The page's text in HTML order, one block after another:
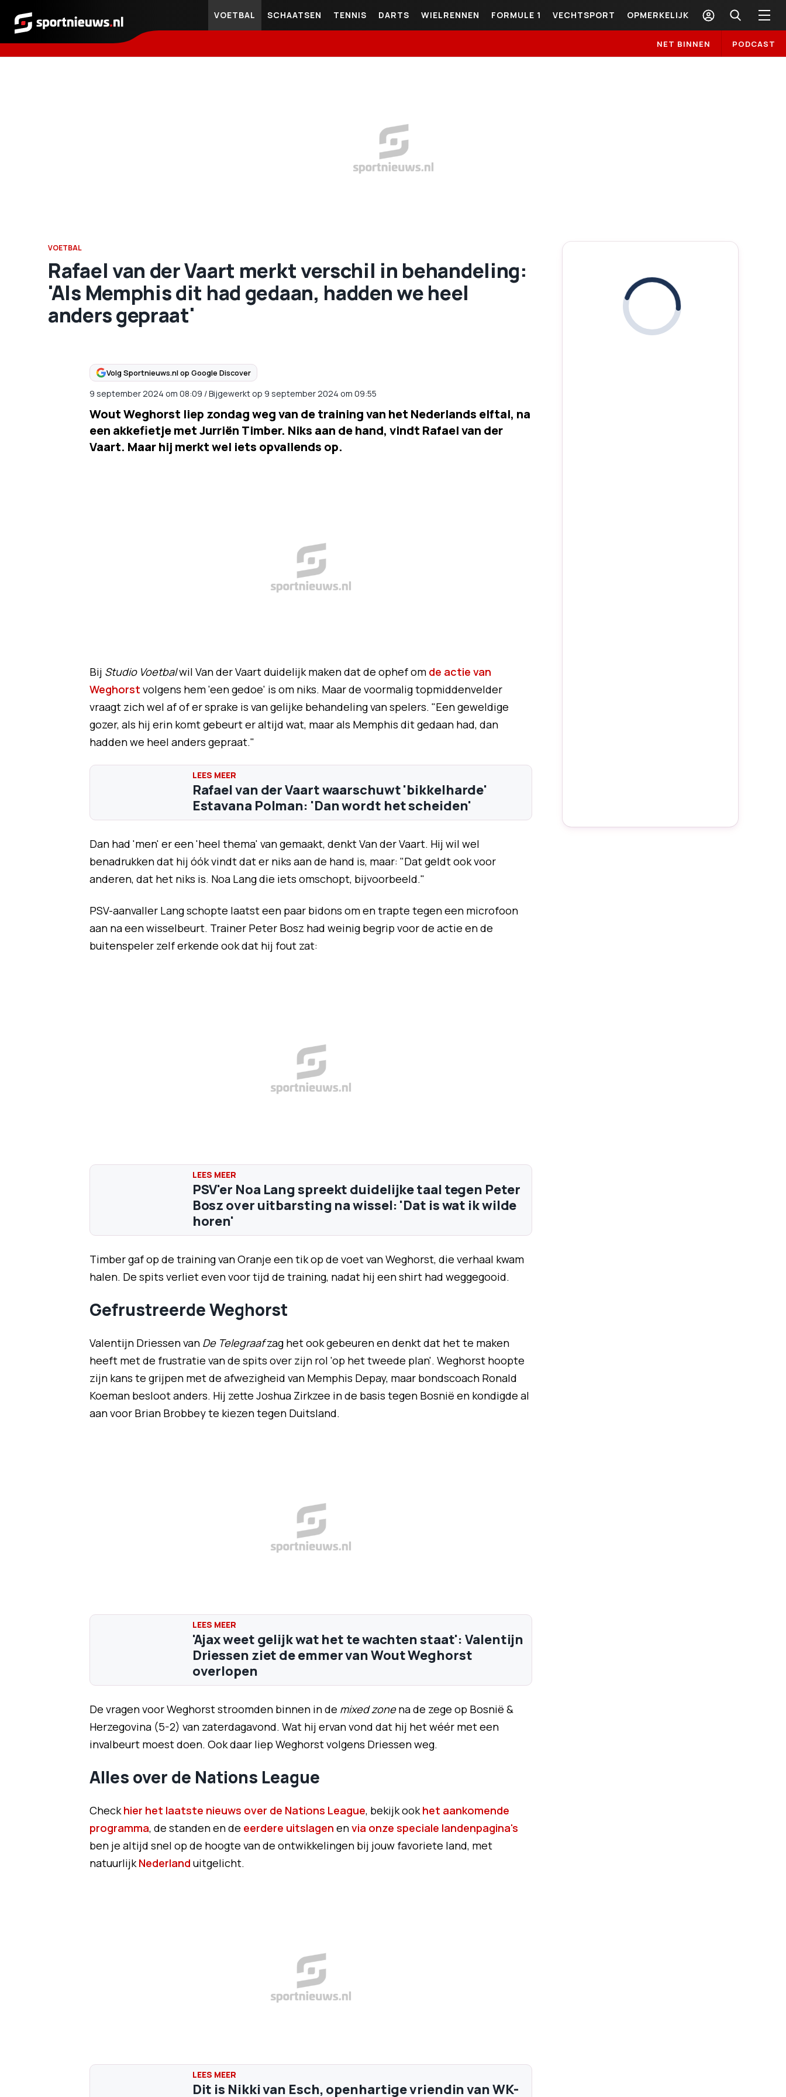
Sportnieuws.nl
VOETBAL SCHAATSEN TENNIS DARTS WIELRENNEN FORMULE 1 VECHTSPORT OPMERKELIJK
NET BINNEN PODCAST
VOETBAL
Rafael van der Vaart merkt verschil in behandeling:
'Als Memphis dit had gedaan, hadden we heel
anders gepraat'
Volg Sportnieuws.nl op Google Discover
9 september 2024 om 08:09 /Bijgewerkt op 9 september 2024 om 09:55
Wout Weghorst liep zondag weg van de training van het Nederlands elftal, na
een akkefietje met Jurriën Timber. Niks aan de hand, vindt Rafael van der
Vaart. Maar hij merkt wel iets opvallends op.
Bij Studio Voetbalwil Van der Vaart duidelijk maken dat de ophef om de actie van
Weghorst volgens hem 'een gedoe' is om niks. Maar de voormalig topmiddenvelder
vraagt zich wel af of er sprake is van gelijke behandeling van spelers. "Een geweldige
gozer, als hij erin komt gebeurt er altijd wat, maar als Memphis dit gedaan had, dan
hadden we heel anders gepraat."
Rafael van der Vaart waarschuwt 'bikkelharde'
Estavana Polman: 'Dan wordt het scheiden'
Dan had 'men' er een 'heel thema' van gemaakt, denkt Van der Vaart. Hij wil wel
benadrukken dat hij óók vindt dat er niks aan de hand is, maar: "Dat geldt ook voor
anderen, dat het niks is. Noa Lang die iets omschopt, bijvoorbeeld."
PSV-aanvaller Lang schopte laatst een paar bidons om en trapte tegen een microfoon
aan na een wisselbeurt. Trainer Peter Bosz had weinig begrip voor de actie en de
buitenspeler zelf erkende ook dat hij fout zat:
PSV'er Noa Lang spreekt duidelijke taal tegen Peter
Bosz over uitbarsting na wissel: 'Dat is wat ik wilde
horen'
Timber gaf op de training van Oranje een tik op de voet van Weghorst, die verhaal kwam
halen. De spits verliet even voor tijd de training, nadat hij een shirt had weggegooid.
Gefrustreerde Weghorst
Valentijn Driessen van De Telegraafzag het ook gebeuren en denkt dat het te maken
heeft met de frustratie van de spits over zijn rol 'op het tweede plan'. Weghorst hoopte
zijn kans te grijpen met de afwezigheid van Memphis Depay, maar bondscoach Ronald
Koeman besloot anders. Hij zette Joshua Zirkzee in de basis tegen Bosnië en kondigde al
aan voor Brian Brobbey te kiezen tegen Duitsland.
'Ajax weet gelijk wat het te wachten staat': Valentijn
Driessen ziet de emmer van Wout Weghorst
overlopen
De vragen voor Weghorst stroomden binnen in de mixed zonena de zege op Bosnië &
Herzegovina (5-2) van zaterdagavond. Wat hij ervan vond dat hij het wéér met een
invalbeurt moest doen. Ook daar liep Weghorst volgens Driessen weg.
Alles over de Nations League
Checkhier het laatste nieuws over de Nations League, bekijk ookhet aankomende
programma, de standen en de eerdere uitslagen envia onze speciale landenpagina's
ben je altijd snel op de hoogte van de ontwikkelingen bij jouw favoriete land, met
natuurlijkNederland uitgelicht.
Dit is Nikki van Esch, openhartige vriendin van WK-